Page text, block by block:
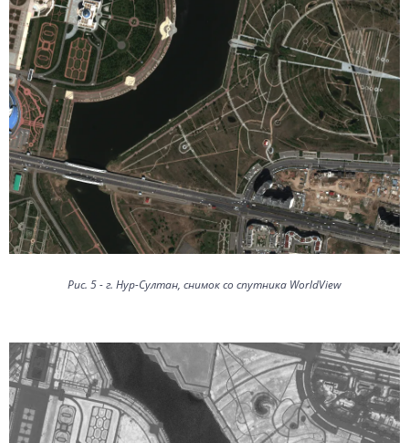
Рис. 5 - г. Нур-Султан, снимок со спутника WorldView